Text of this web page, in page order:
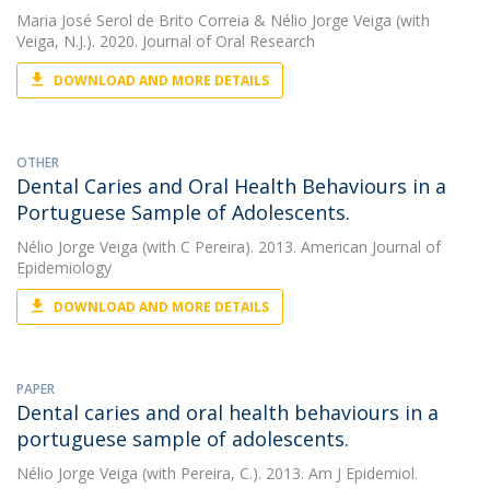
Maria José Serol de Brito Correia & Nélio Jorge Veiga (with
Veiga, N.J.). 2020. Journal of Oral Research
DOWNLOAD AND MORE DETAILS
OTHER
Dental Caries and Oral Health Behaviours in a
Portuguese Sample of Adolescents.
Nélio Jorge Veiga (with C Pereira). 2013. American Journal of
Epidemiology
DOWNLOAD AND MORE DETAILS
PAPER
Dental caries and oral health behaviours in a
portuguese sample of adolescents.
Nélio Jorge Veiga (with Pereira, C.). 2013. Am J Epidemiol.